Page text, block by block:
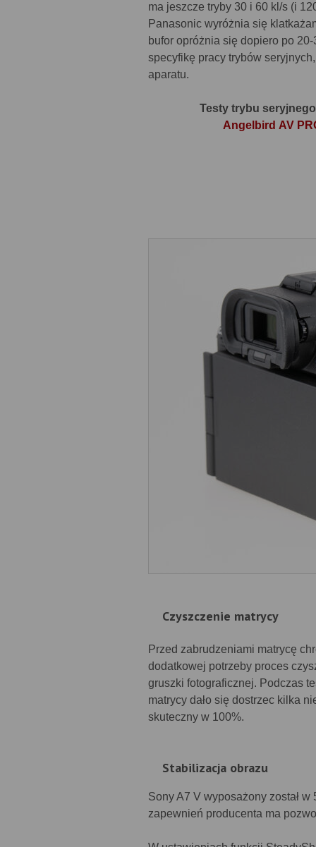
ma jeszcze tryby 30 i 60 kl/s (i
Panasonic wyróżnia się
bufor opróżnia się dopiero po
specyfikę pracy trybów
aparatu.
Testy trybu
Angelbird AV
Czyszczenie matrycy
Przed zabrudzeniami matrycę
dodatkowej potrzeby proces
gruszki fotograficznej. Podczas
matrycy dało się dostrzec kilka
skuteczny w 100%.
Stabilizacja obrazu
Sony A7 V wyposażony został
zapewnień producenta ma